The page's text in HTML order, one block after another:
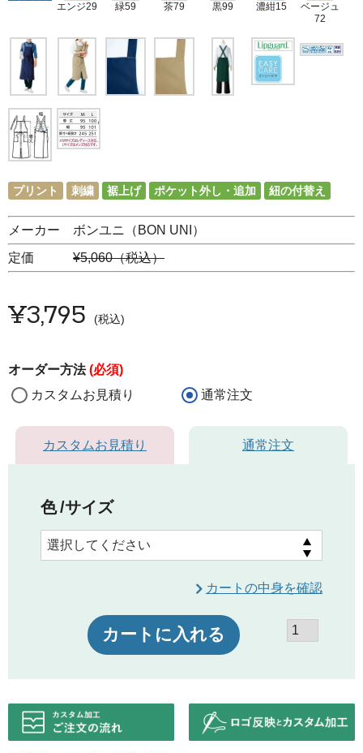
エンジ29 緑59 茶79 黒99 濃紺15
ベージュ
72
プリント 刺繍 裾上げ ポケット外し・追加 紐の付替え
メーカー ボンユニ（BON UNI）
定価 ¥5,060（税込）
¥3,795 税込
オーダー方法(必須)
カスタムお見積り
通常注文
カスタムお見積り 通常注文
色 サイズ
カートの中身を確認
カートに入れる